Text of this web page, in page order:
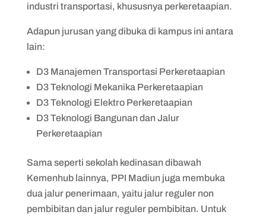
industri transportasi, khususnya perkeretaapian.
Adapun jurusan yang dibuka di kampus ini antara
lain:
D3 Manajemen Transportasi Perkeretaapian
D3 Teknologi Mekanika Perkeretaapian
D3 Teknologi Elektro Perkeretaapian
D3 Teknologi Bangunan dan Jalur
Perkeretaapian
Sama seperti sekolah kedinasan dibawah
Kemenhub lainnya, PPI Madiun juga membuka
dua jalur penerimaan, yaitu jalur reguler non
pembibitan dan jalur reguler pembibitan. Untuk